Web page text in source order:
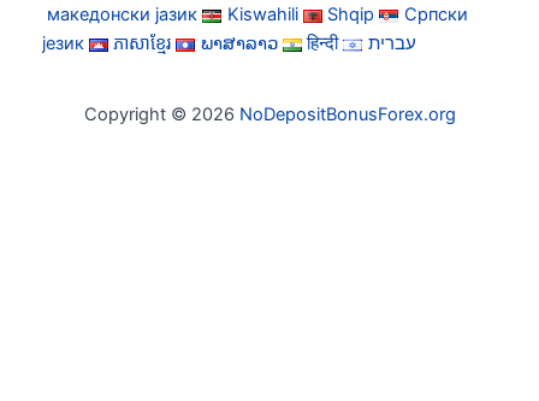
македонски јазик
Kiswahili Shqip
Српски
језик
ភាសាខ្មែរ ພາສາລາວ हिन्दी עברית
Copyright © 2026 NoDepositBonusForex.org